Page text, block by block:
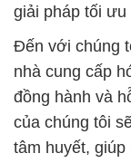
giải pháp tối ưu
Đến với chúng
nhà cung cấp
đồng hành và
của chúng tôi
tâm huyết,